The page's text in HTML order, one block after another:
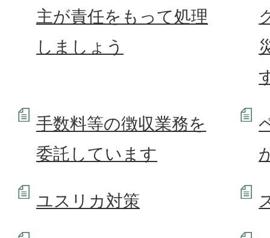
主が責任をもって処理
しましょう
手数料等の徴収業務を
委託しています
ユスリカ対策